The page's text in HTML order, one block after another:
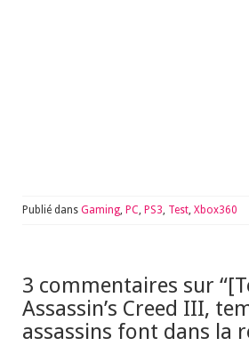
Publié dans Gaming, PC, PS3, Test, Xbox360
3 commentaires sur “
Assassin’s Creed III,
assassins font dans la